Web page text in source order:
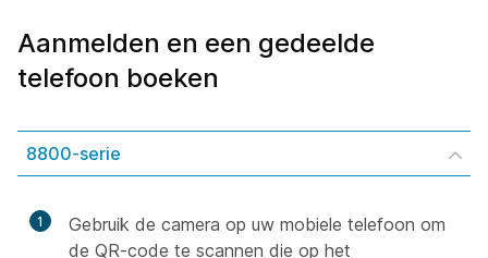
Aanmelden en een gedeelde
telefoon boeken
8800-serie
1
Gebruik de camera op uw mobiele telefoon om
de QR-code te scannen die op het